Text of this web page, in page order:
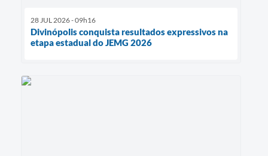
28 JUL 2026 - 09h16
Divinópolis conquista resultados expressivos na
etapa estadual do JEMG 2026